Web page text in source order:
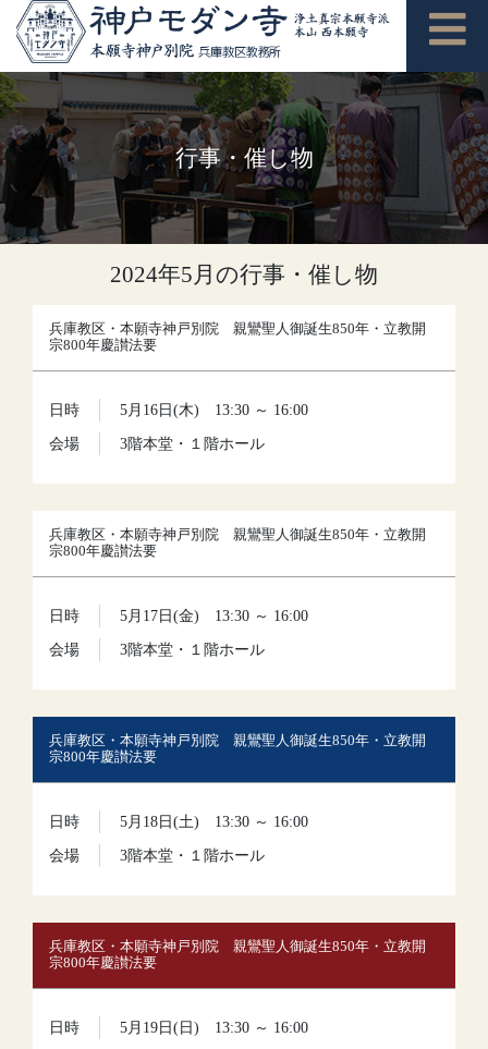
行事・催し物
2024年5月の行事・催し物
兵庫教区・本願寺神戸別院 親鸞聖人御誕生850年・立教開
宗800年慶讃法要
日時
5月16日(木) 13:30 ～ 16:00
会場
3階本堂・１階ホール
兵庫教区・本願寺神戸別院 親鸞聖人御誕生850年・立教開
宗800年慶讃法要
日時
5月17日(金) 13:30 ～ 16:00
会場
3階本堂・１階ホール
兵庫教区・本願寺神戸別院 親鸞聖人御誕生850年・立教開
宗800年慶讃法要
日時
5月18日(土) 13:30 ～ 16:00
会場
3階本堂・１階ホール
兵庫教区・本願寺神戸別院 親鸞聖人御誕生850年・立教開
宗800年慶讃法要
日時
5月19日(日) 13:30 ～ 16:00